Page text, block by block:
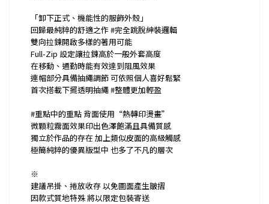
「卸下正式、機能性的服飾外殼」
回歸最純粹的舒適之作 #完全跳脫紳裝邏輯
雙向拉鍊開啟多樣的著用可能
Full-Zip 設定讓拉鍊高於一般外套高度
在移動、通勤時能有效達到阻風效果
連帽部分具備抽繩調節 可依照個人喜好鬆緊
首次搭載下擺透明抽繩 #整體更加輕盈
#重點中的重點 背面使用“熱轉印燙畫”
微顆粒霧面效果印出色澤飽滿且具備質感
獨立於作品的存在 加上類似皮面的高級觸感
極簡純粹的優異版型中 也多了不凡的層次
※
建議吊掛、捲放收存 以免圖面產生皺摺
因款式質地特殊 將以限定包裝寄送